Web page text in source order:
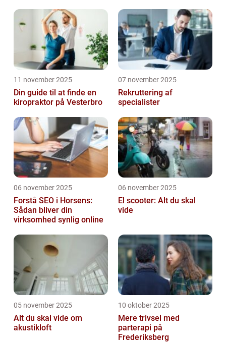
11 november 2025
Din guide til at finde en
kiropraktor på Vesterbro
07 november 2025
Rekruttering af
specialister
06 november 2025
Forstå SEO i Horsens:
Sådan bliver din
virksomhed synlig online
06 november 2025
El scooter: Alt du skal
vide
05 november 2025
Alt du skal vide om
akustikloft
10 oktober 2025
Mere trivsel med
parterapi på
Frederiksberg